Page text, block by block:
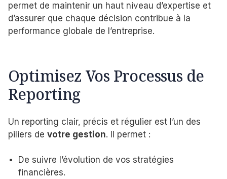
permet de maintenir un haut niveau d’expertise et
d’assurer que chaque décision contribue à la
performance globale de l’entreprise.
Optimisez Vos Processus de
Reporting
Un reporting clair, précis et régulier est l’un des
piliers de votre gestion. Il permet :
De suivre l’évolution de vos stratégies
financières.